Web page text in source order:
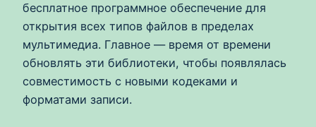
бесплатное программное обеспечение для
открытия всех типов файлов в пределах
мультимедиа. Главное — время от времени
обновлять эти библиотеки, чтобы появлялась
совместимость с новыми кодеками и
форматами записи.